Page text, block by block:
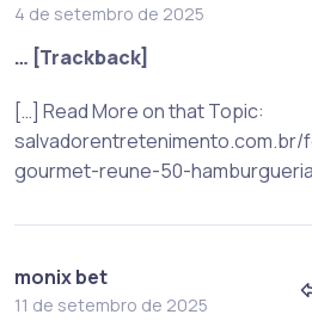
4 de setembro de 2025
… [Trackback]
[…] Read More on that Topic:
gourmet-reune-50-
monix bet
11 de setembro de 2025